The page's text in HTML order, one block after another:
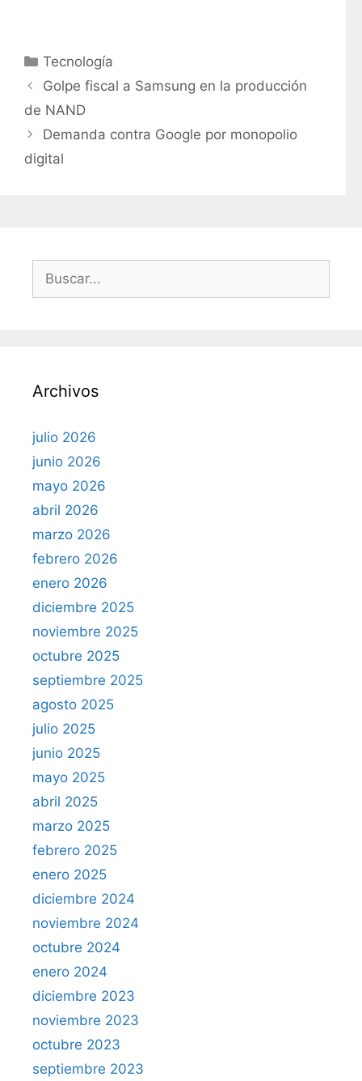
C
a
e
g
o
Tecnología
Golpe fiscal a Samsung en la producción
de NAND
Demanda contra Google por monopolio
digital
:
Archivos
julio 2026
junio 2026
mayo 2026
abril 2026
marzo 2026
febrero 2026
enero 2026
diciembre 2025
noviembre 2025
octubre 2025
septiembre 2025
agosto 2025
julio 2025
junio 2025
mayo 2025
abril 2025
marzo 2025
febrero 2025
enero 2025
diciembre 2024
noviembre 2024
octubre 2024
enero 2024
diciembre 2023
noviembre 2023
octubre 2023
septiembre 2023